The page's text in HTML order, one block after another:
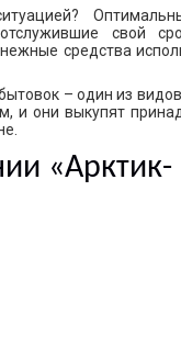
свой
средства
– один из
и они выкупят
«Арктик-